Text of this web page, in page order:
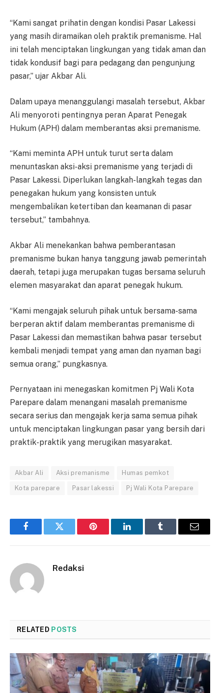
“Kami sangat prihatin dengan kondisi Pasar Lakessi
yang masih diramaikan oleh praktik premanisme. Hal
ini telah menciptakan lingkungan yang tidak aman dan
tidak kondusif bagi para pedagang dan pengunjung
pasar,” ujar Akbar Ali.
Dalam upaya menanggulangi masalah tersebut, Akbar
Ali menyoroti pentingnya peran Aparat Penegak
Hukum (APH) dalam memberantas aksi premanisme.
“Kami meminta APH untuk turut serta dalam
menuntaskan aksi-aksi premanisme yang terjadi di
Pasar Lakessi. Diperlukan langkah-langkah tegas dan
penegakan hukum yang konsisten untuk
mengembalikan ketertiban dan keamanan di pasar
tersebut,” tambahnya.
Akbar Ali menekankan bahwa pemberantasan
premanisme bukan hanya tanggung jawab pemerintah
daerah, tetapi juga merupakan tugas bersama seluruh
elemen masyarakat dan aparat penegak hukum.
“Kami mengajak seluruh pihak untuk bersama-sama
berperan aktif dalam memberantas premanisme di
Pasar Lakessi dan memastikan bahwa pasar tersebut
kembali menjadi tempat yang aman dan nyaman bagi
semua orang,” pungkasnya.
Pernyataan ini menegaskan komitmen Pj Wali Kota
Parepare dalam menangani masalah premanisme
secara serius dan mengajak kerja sama semua pihak
untuk menciptakan lingkungan pasar yang bersih dari
praktik-praktik yang merugikan masyarakat.
Akbar Ali Aksi premanisme Humas pemkot
Kota parepare Pasar lakessi Pj Wali Kota Parepare
FacebookTwitter Pinterest LinkedInTumblr Email
Redaksi
RELATED POSTS